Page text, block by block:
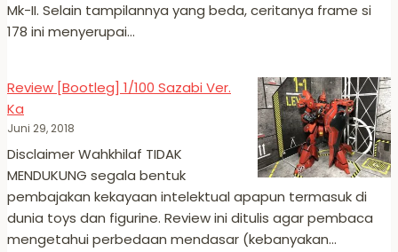
Mk-II. Selain tampilannya yang beda, ceritanya frame si
178 ini menyerupai…
Review [Bootleg] 1/100 Sazabi Ver.
Ka
Juni 29, 2018
Disclaimer Wahkhilaf TIDAK
MENDUKUNG segala bentuk
pembajakan kekayaan intelektual apapun termasuk di
dunia toys dan figurine. Review ini ditulis agar pembaca
mengetahui perbedaan mendasar (kebanyakan…